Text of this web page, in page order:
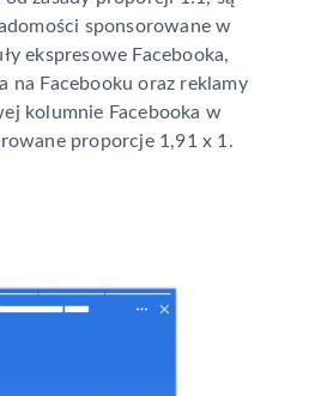
sponsorowane w
ekspresowe Facebooka,
na Facebooku oraz reklamy
kolumnie Facebooka w
proporcje 1,91 x 1.